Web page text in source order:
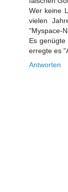
Wer keine
vielen
"Myspace-
Es genügte
erregte es
Antworten